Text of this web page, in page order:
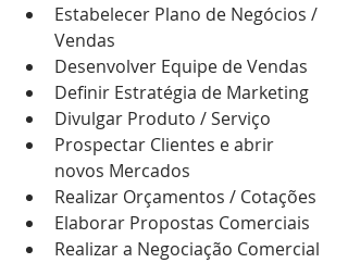
Estabelecer Plano de Negócios /
Vendas
Desenvolver Equipe de Vendas
Definir Estratégia de Marketing
Divulgar Produto / Serviço
Prospectar Clientes e abrir
novos Mercados
Realizar Orçamentos / Cotações
Elaborar Propostas Comerciais
Realizar a Negociação Comercial